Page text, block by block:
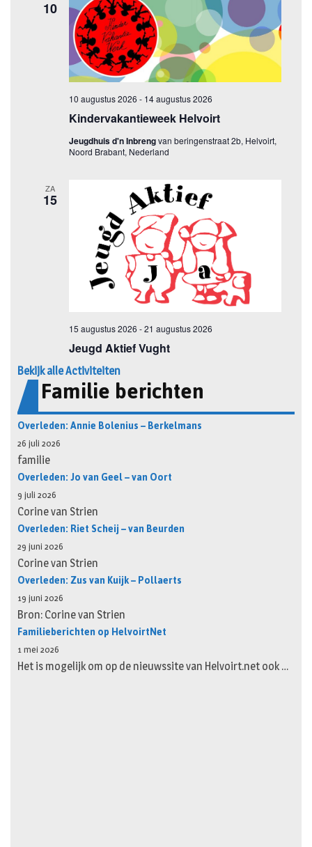
Bekijk alle Activiteiten
Familie berichten
Overleden: Annie Bolenius – Berkelmans
26 juli 2026
familie
Overleden: Jo van Geel – van Oort
9 juli 2026
Corine van Strien
Overleden: Riet Scheij – van Beurden
29 juni 2026
Corine van Strien
Overleden: Zus van Kuijk – Pollaerts
19 juni 2026
Bron: Corine van Strien
Familieberichten op HelvoirtNet
1 mei 2026
Het is mogelijk om op de nieuwssite van Helvoirt.net ook …